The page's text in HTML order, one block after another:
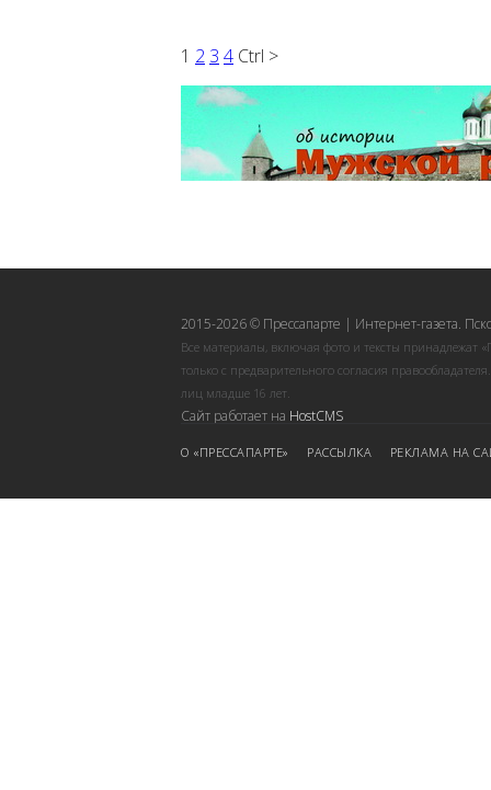
1 2 3 4 Ctrl >
2015-2026 © Прессапарте | Интернет-газета.
Все материалы, включая фото и тексты принадлежат
только с предварительного согласия
лиц младше 16 лет.
Сайт работает на HostCMS
О «ПРЕССАПАРТЕ» РАССЫЛКА РЕКЛАМА НА